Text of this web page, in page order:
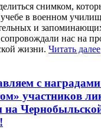
снимком,
в военном
и
нас на
жизни. Читать далее
с
участников
на